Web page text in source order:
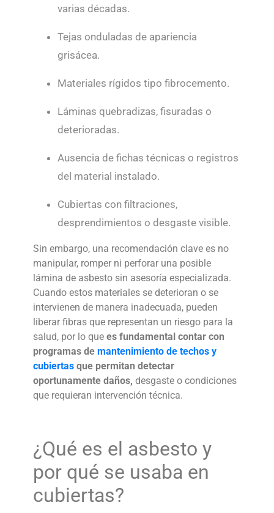
varias décadas.
Tejas onduladas de apariencia
grisácea.
Materiales rígidos tipo fibrocemento.
Láminas quebradizas, fisuradas o
deterioradas.
Ausencia de fichas técnicas o registros
del material instalado.
Cubiertas con filtraciones,
desprendimientos o desgaste visible.
Sin embargo, una recomendación clave es no
manipular, romper ni perforar una posible
lámina de asbesto sin asesoría especializada.
Cuando estos materiales se deterioran o se
intervienen de manera inadecuada, pueden
liberar fibras que representan un riesgo para la
salud, por lo quees fundamental contar con
programas demantenimiento de techos y
cubiertas que permitan detectar
oportunamente daños, desgaste o condiciones
que requieran intervención técnica.
¿Qué es el asbesto y
por qué se usaba en
cubiertas?